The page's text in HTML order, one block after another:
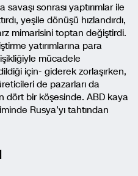
savaşı sonrası yaptırımlar ile
yeşile dönüşü hızlandırdı,
mimarisini toptan değiştirdi.
yatırımlarına para
mücadele
için- giderek zorlaşırken,
de pazarları da
dört bir köşesinde. ABD kaya
Rusya’yı tahtından